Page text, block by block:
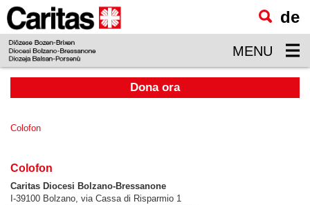
visualizzare
il
contenuto
principale
de
MENU
Dona ora
Colofon
Colofon
Caritas Diocesi Bolzano-Bressanone
I-39100 Bolzano, via Cassa di Risparmio 1